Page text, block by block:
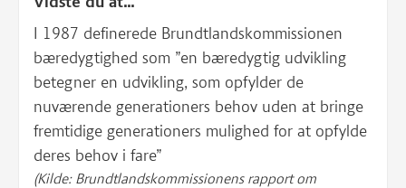
I 1987 definerede Brundtlandskommissionen
bæredygtighed som ”en bæredygtig udvikling
betegner en udvikling, som opfylder de
nuværende generationers behov uden at bringe
fremtidige generationers mulighed for at opfylde
deres behov i fare”
(Kilde: Brundtlandskommissionens rapport om